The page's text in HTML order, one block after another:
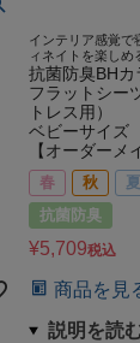
インテリア感覚で
ィネイトを楽しめ
抗菌防臭BHカ
フラットシー
トレス用）
ベビーサイズ
【オーダーメ
春 秋 夏
抗菌防臭
¥5,709税込
商品を見